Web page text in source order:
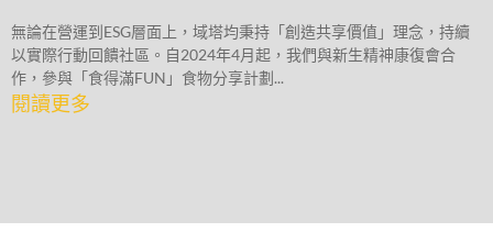
無論在營運到ESG層面上，域塔均秉持「創造共享價值」理念，持續
以實際行動回饋社區。自2024年4月起，我們與新生精神康復會合
作，參與「食得滿FUN」食物分享計劃...
閱讀更多